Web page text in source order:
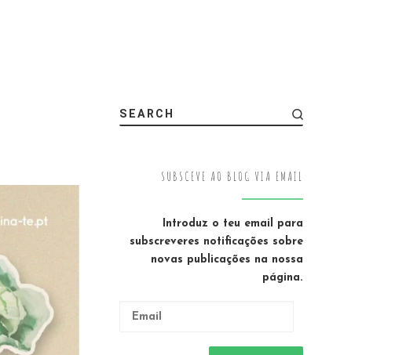
SEARCH
SUBSCEVE AO BLOG VIA EMAIL
Introduz o teu email para
subscreveres notificações sobre
novas publicações na nossa
página.